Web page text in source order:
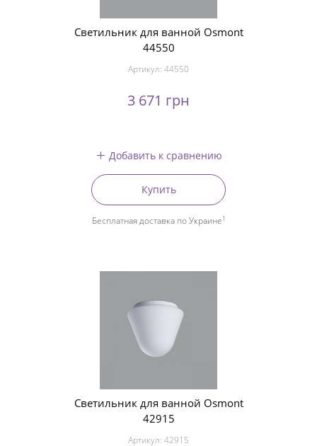
Светильник для ванной Osmont
44550
Артикул: 44550
3 671 грн
Добавить к сравнению
Купить
Бесплатная доставка по Украине1
Светильник для ванной Osmont
42915
Артикул: 42915